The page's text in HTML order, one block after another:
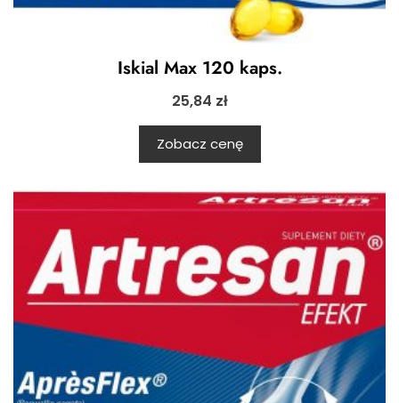
Iskial Max 120 kaps.
25,84 zł
Zobacz cenę